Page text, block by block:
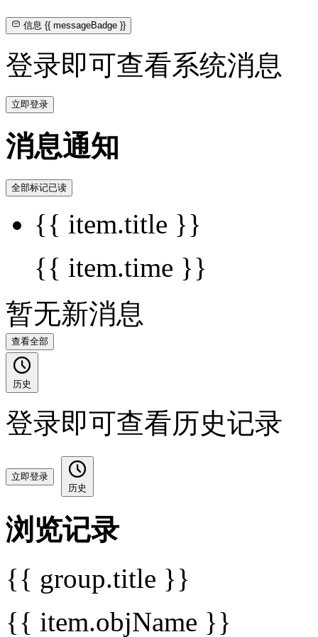
信息{{ messageBadge }}
登录即可查看系统消息
立即登录
消息通知
全部标记已读
{{ item.title }}
{{ item.time }}
暂无新消息
查看全部
历史
登录即可查看历史记录
立即登录
历史
浏览记录
{{ group.title }}
{{ item.objName }}